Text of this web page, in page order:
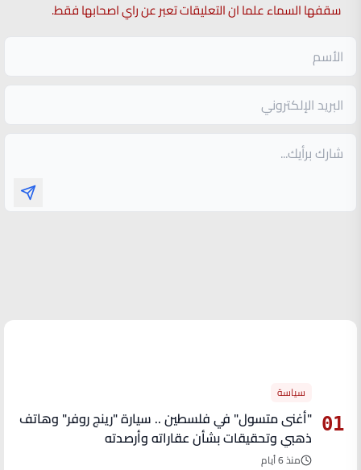
سقفها السماء علما ان التعليقات تعبر عن راي اصحابها فقط.
01
سياسة
"أغنى متسول" في فلسطين .. سيارة "رينج روفر" وهاتف
ذهبي وتحقيقات بشأن عقاراته وأرصدته
منذ 6 أيام